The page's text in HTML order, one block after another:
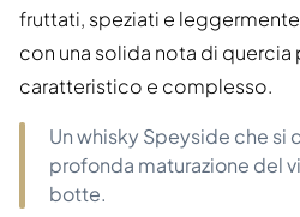
fruttati, speziati e
con una solida nota di quercia
caratteristico e complesso.
Un whisky Speyside che si
profonda maturazione del
botte.